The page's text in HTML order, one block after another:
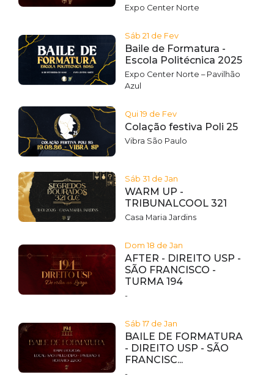
Expo Center Norte
Sáb 21 de Fev
Baile de Formatura -
Escola Politécnica 2025
Expo Center Norte – Pavilhão
Azul
Qui 19 de Fev
Colação festiva Poli 25
Vibra São Paulo
Sáb 31 de Jan
WARM UP -
TRIBUNALCOOL 321
Casa Maria Jardins
Dom 18 de Jan
AFTER - DIREITO USP -
SÃO FRANCISCO -
TURMA 194
-
Sáb 17 de Jan
BAILE DE FORMATURA
- DIREITO USP - SÃO
FRANCISC...
-